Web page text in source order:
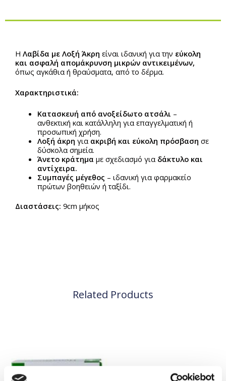
Tweezers
Η Λαβίδα με Λοξή Άκρη είναι ιδανική για την εύκολη
και ασφαλή απομάκρυνση μικρών αντικειμένων,
όπως αγκάθια ή θραύσματα, από το δέρμα.
Χαρακτηριστικά:
Κατασκευή από ανοξείδωτο ατσάλι –
ανθεκτική και κατάλληλη για επαγγελματική ή
προσωπική χρήση.
Λοξή άκρη για ακριβή και εύκολη πρόσβαση σε
δύσκολα σημεία.
Άνετο κράτημα με σχεδιασμό για δάκτυλο και
αντίχειρα.
Συμπαγές μέγεθος – ιδανική για φαρμακείο
πρώτων βοηθειών ή ταξίδι.
Διαστάσεις: 9cm μήκος
Related Products